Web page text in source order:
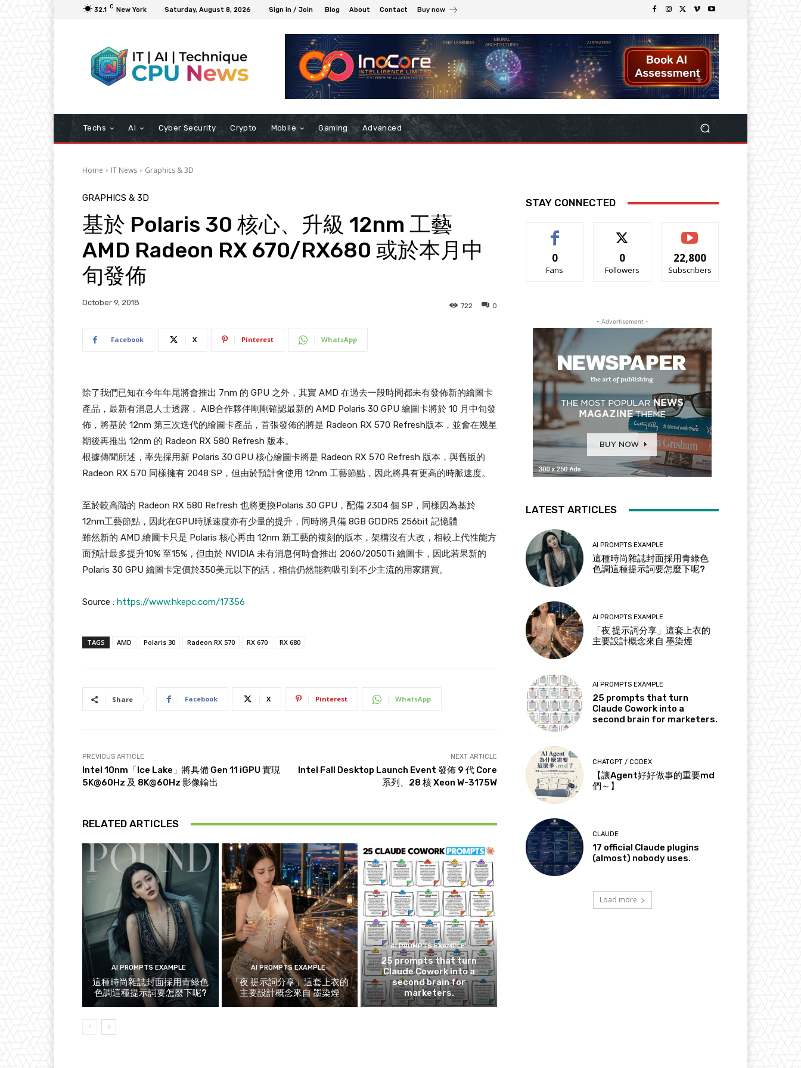
32.1 C New York Saturday, August 8, 2026 Sign in / Join Blog About Contact Buy now
Techs AI Cyber Security Crypto Mobile Gaming Advanced
Home IT News Graphics & 3D
GRAPHICS & 3D
基於 Polaris 30 核心、升級 12nm 工藝
AMD Radeon RX 670/RX680 或於本月中
旬發佈
October 9, 2018 0
722
Facebook X Pinterest WhatsApp
除了我們已知在今年年尾將會推出 7nm 的 GPU 之外，其實 AMD 在過去一段時間都未有發佈新的繪圖卡
產品，最新有消息人士透露， AIB合作夥伴剛剛確認最新的 AMD Polaris 30 GPU 繪圖卡將於 10 月中旬發
佈，將基於 12nm 第三次迭代的繪圖卡產品，首張發佈的將是 Radeon RX 570 Refresh版本，並會在幾星
期後再推出 12nm 的 Radeon RX 580 Refresh 版本。
根據傳聞所述，率先採用新 Polaris 30 GPU 核心繪圖卡將是 Radeon RX 570 Refresh 版本，與舊版的
Radeon RX 570 同樣擁有 2048 SP，但由於預計會使用 12nm 工藝節點，因此將具有更高的時脈速度。
至於較高階的 Radeon RX 580 Refresh 也將更換Polaris 30 GPU，配備 2304 個 SP，同樣因為基於
12nm工藝節點，因此在GPU時脈速度亦有少量的提升，同時將具備 8GB GDDR5 256bit 記憶體
雖然新的 AMD 繪圖卡只是 Polaris 核心再由 12nm 新工藝的複刻的版本，架構沒有大改，相較上代性能方
面預計最多提升10% 至15%，但由於 NVIDIA 未有消息何時會推出 2060/2050Ti 繪圖卡，因此若果新的
Polaris 30 GPU 繪圖卡定價於350美元以下的話，相信仍然能夠吸引到不少主流的用家購買。
Source : https://www.hkepc.com/17356
TAGS AMD Polaris 30 Radeon RX 570 RX 670 RX 680
Share Facebook X Pinterest WhatsApp
PREVIOUS ARTICLE
Intel 10nm「Ice Lake」將具備 Gen 11 iGPU 實現
5K@60Hz 及 8K@60Hz 影像輸出
NEXT ARTICLE
Intel Fall Desktop Launch Event 發佈 9 代 Core
系列、28 核 Xeon W-3175W
RELATED ARTICLES
AI PROMPTS EXAMPLE
這種時尚雜誌封面採用青綠色
色調這種提示詞要怎麼下呢?
AI PROMPTS EXAMPLE
「夜 提示詞分享」這套上衣的
主要設計概念來自 墨染煙
AI PROMPTS EXAMPLE
25 prompts that turn
Claude Cowork into a
second brain for
marketers.
STAY CONNECTED
0
Fans
0
Followers
22,800
Subscribers
- Advertisement -
LATEST ARTICLES
AI PROMPTS EXAMPLE
這種時尚雜誌封面採用青綠色
色調這種提示詞要怎麼下呢?
AI PROMPTS EXAMPLE
「夜 提示詞分享」這套上衣的
主要設計概念來自 墨染煙
AI PROMPTS EXAMPLE
25 prompts that turn
Claude Cowork into a
second brain for marketers.
CHATGPT / CODEX
【讓Agent好好做事的重要md
們～】
CLAUDE
17 official Claude plugins
(almost) nobody uses.
Load more